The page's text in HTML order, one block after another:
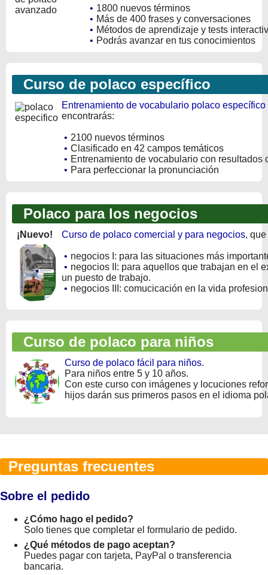
• 1800 nuevos términos
• Más de 400 frases y conversaciones
• Métodos de aprendizaje y tests
• Podrás avanzar en tus conocimientos
Curso de polaco específico
Entrenamiento de vocabulario polaco específico
encontrarás:
• 2100 nuevos términos
• Clasificado en 42 campos temáticos
• Entrenamiento de vocabulario con resultados
• Para perfeccionar la pronunciación
Polaco para los negocios
¡Nuevo! Curso de polaco comercial y para negocios,
• negocios I: para las situaciones más
• negocios II: para aquellos que trabajan en el
un puesto de trabajo.
• negocios III: comucicación en la vida
Curso de polaco para niños
Curso de polaco fácil para niños.
Para niños entre 5 y 10 años.
Con este curso con imágenes y locuciones
hijos darán sus primeros pasos en el idioma
Preguntas frecuentes
Sobre el pedido
¿Cómo hago el pedido?
Solo tienes que completar el formulario de pedido.
¿Qué métodos de pago aceptan?
Puedes pagar con tarjeta, PayPal o transferencia
bancaria.